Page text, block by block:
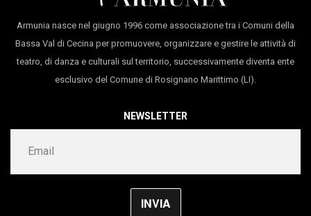
su iconografie esistenti e avendo avuto la possibilità
di visionare circa una decina di reper
Armunia nasce nel giugno 1996 come associazione tra i Comuni della
Bassa Val di Cecina per promuovere, organizzare e gestire le attività di
teatro, di danza e culturali sul territorio, successivamente diventa ente
esclusivo del Comune di Rosignano Marittimo (LI).
NEWSLETTER